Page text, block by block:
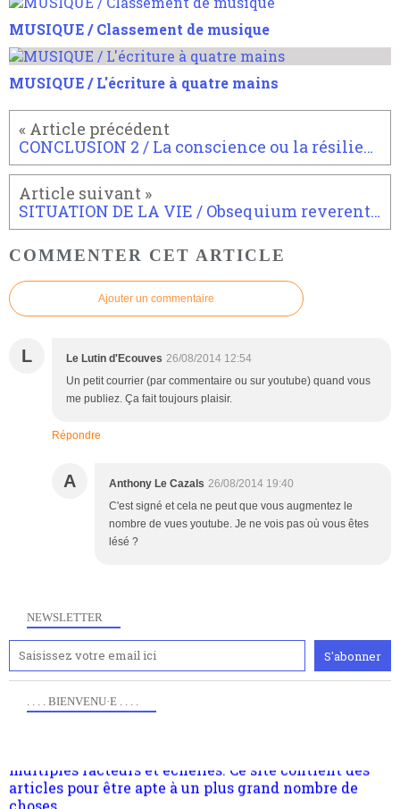
MUSIQUE / Classement de musique
MUSIQUE / L'écriture à quatre mains
CONCLUSION 2 / La conscience ou la résilience.
SITUATION DE LA VIE / Obsequium reverentiaque
COMMENTER CET ARTICLE
Ajouter un commentaire
L Le Lutin d'Ecouves 26/08/2014 12:54
Un petit courrier (par commentaire ou sur youtube) quand vous
me publiez. Ça fait toujours plaisir.
Répondre
A Anthony Le Cazals 26/08/2014 19:40
C'est signé et cela ne peut que vous augmentez le
nombre de vues youtube. Je ne vois pas où vous êtes
lésé ?
NEWSLETTER
. . . . BIENVENU·E . . . .